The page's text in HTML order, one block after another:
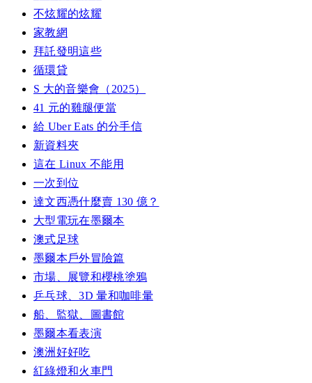
不炫耀的炫耀
家教網
拜託發明這些
循環貸
S 大的音樂會（2025）
41 元的雞腿便當
給 Uber Eats 的分手信
新資料夾
這在 Linux 不能用
一次到位
達文西憑什麼賣 130 億？
大型電玩在墨爾本
澳式足球
墨爾本戶外冒險篇
市場、展覽和櫻桃塗鴉
乒乓球、3D 暈和咖啡暈
船、監獄、圖書館
墨爾本看表演
澳洲好好吃
紅綠燈和火車門